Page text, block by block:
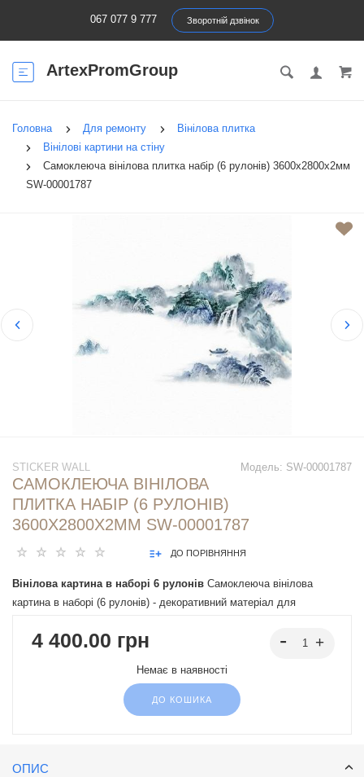
067 077 9 777 Зворотній дзвінок
ArtexPromGroup
Головна Для ремонту
Вінілова плитка
Вінілові картини на стіну
Самоклеюча вінілова плитка набір (6 рулонів) 3600х2800х2мм
SW-00001787
Модель: SW-00001787
STICKER WALL
САМОКЛЕЮЧА ВІНІЛОВА
ПЛИТКА НАБІР (6 РУЛОНІВ)
3600Х2800Х2ММ SW-00001787
ДО ПОРІВНЯННЯ
Вінілова картина в наборі 6 рулонів Самоклеюча вінілова
картина в наборі (6 рулонів) - декоративний матеріал для
клейовій основі. Має різні дизайни, що імітують натуральні
4 400.00 грн
Немає в наявності
ДО КОШИКА
ОПИС